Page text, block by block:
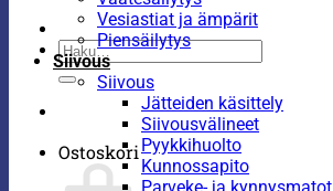
Etsi:
Ostoskori
Vesiastiat ja ämpärit
Piensäilytys
Siivous
Siivous
Jätteiden käsittely
Siivousvälineet
Pyykkihuolto
Kunnossapito